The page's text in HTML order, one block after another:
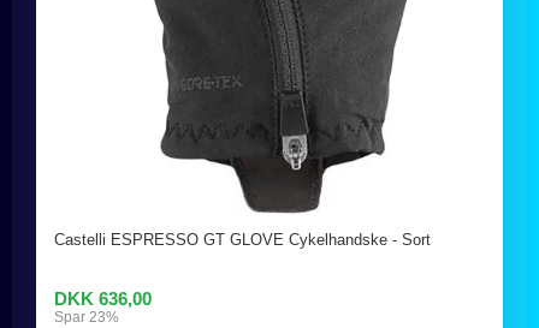
Castelli ESPRESSO GT GLOVE Cykelhandske - Sort
DKK 636,00
Spar 23%